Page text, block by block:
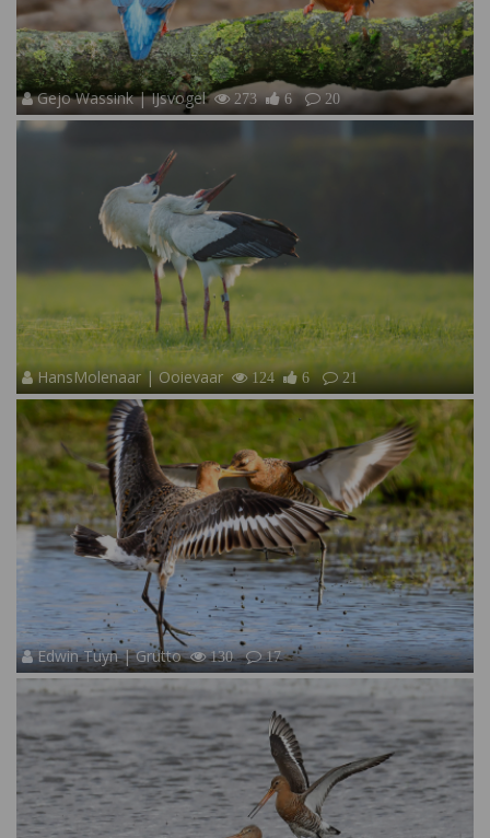
Gejo Wassink | IJsvogel 273 6 20
HansMolenaar | Ooievaar 124 6 21
Edwin Tuyn | Grutto 130 17